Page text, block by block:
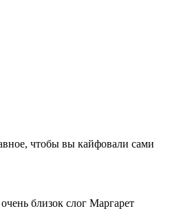
чтобы вы кайфовали сами
близок слог Маргарет